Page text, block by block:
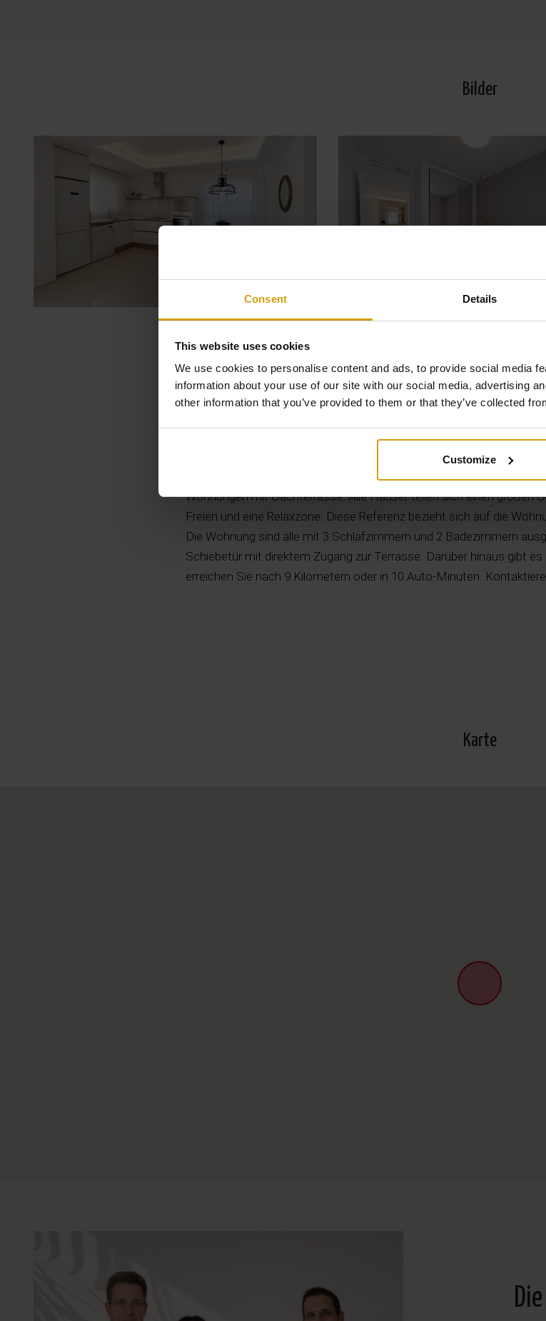
Consent Details
This website uses cookies
We use cookies to personalise content and ads, to provide social media
information about your use of our site with our social media, advertising
other information that you’ve provided to them or that they’ve collected
Customize
Bilder
Dieses Projekt besteht aus mehreren Modellen, von Reihenhäusern
Wohnungen mit Dachterrasse. Alle Häuser teilen sich einen großen
Freien und eine Relaxzone. Diese Referenz bezieht sich auf die
Die Wohnung sind alle mit 3 Schlafzimmern und 2 Badezimmern
Schiebetür mit direktem Zugang zur Terrasse. Darüber hinaus gibt
erreichen Sie nach 9 Kilometern oder in 10 Auto-Minuten.
Karte